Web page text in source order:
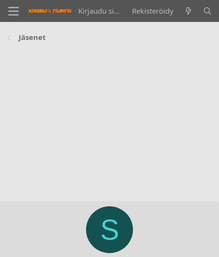
Kirjaudu sisään Rekisteröidy
Jäsenet
S